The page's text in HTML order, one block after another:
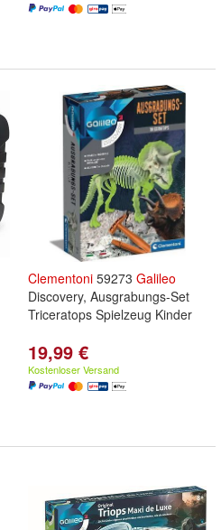
Clementoni 59273 Galileo
Discovery, Ausgrabungs-Set
Triceratops Spielzeug Kinder
19,99 €
Kostenloser Versand